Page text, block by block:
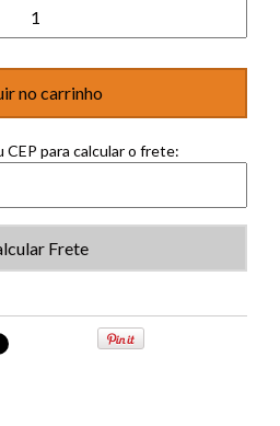
CEP para calcular o frete:
Frete